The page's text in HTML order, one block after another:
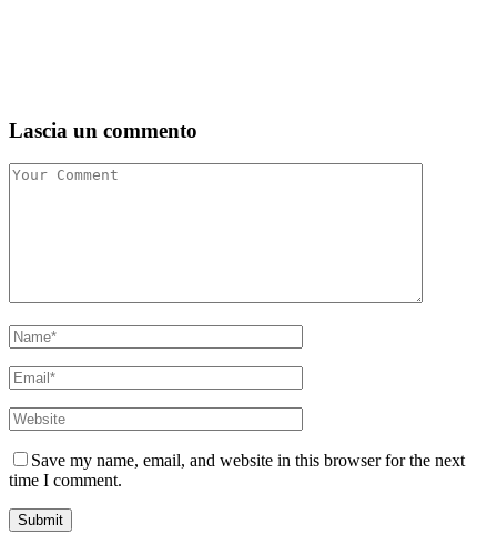
Lascia un commento
Save my name, email, and website in this browser for the next
time I comment.